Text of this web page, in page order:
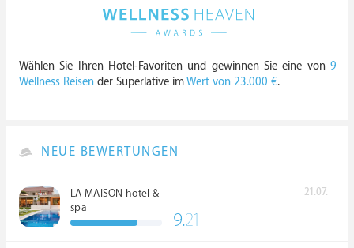
Wählen Sie Ihren Hotel-Favoriten und gewinnen Sie eine von 9
Wellness Reisen der Superlative imWert von 23.000 €.
NEUE BEWERTUNGEN
LA MAISON hotel &
spa
21.07.
9.21